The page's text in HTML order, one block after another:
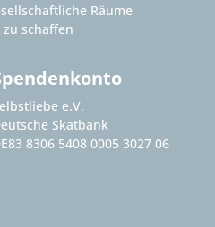
Räume
schaffen
e.V.
Skatbank
8306 5408 0005 3027 06